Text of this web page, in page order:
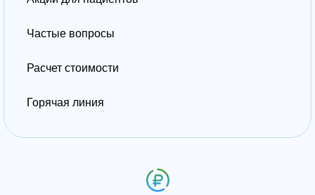
Частые вопросы
Расчет стоимости
Горячая линия